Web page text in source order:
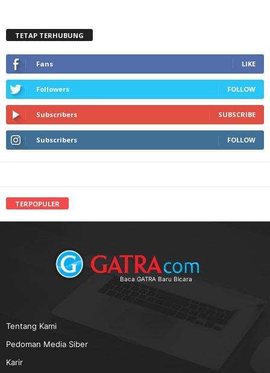
TETAP TERHUBUNG
Fans LIKE
Followers FOLLOW
Subscribers SUBSCRIBE
Subscribers FOLLOW